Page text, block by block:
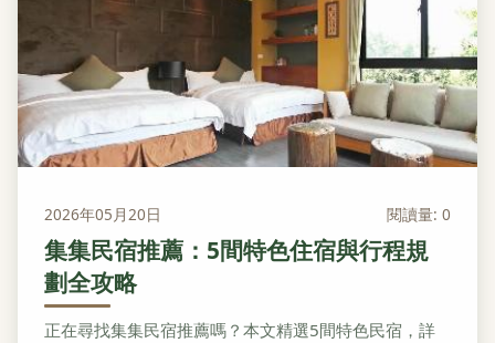
2026年05月20日 閱讀量: 0
集集民宿推薦：5間特色住宿與行程規
劃全攻略
正在尋找集集民宿推薦嗎？本文精選5間特色民宿，詳